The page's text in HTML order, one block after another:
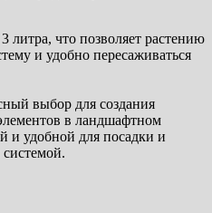
литра, что позволяет растению
и удобно пересаживаться
выбор для создания
в ландшафтном
и удобной для посадки и